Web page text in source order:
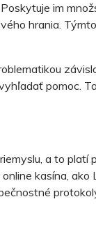
im
hrania.
pomoc.
a to
kasína,